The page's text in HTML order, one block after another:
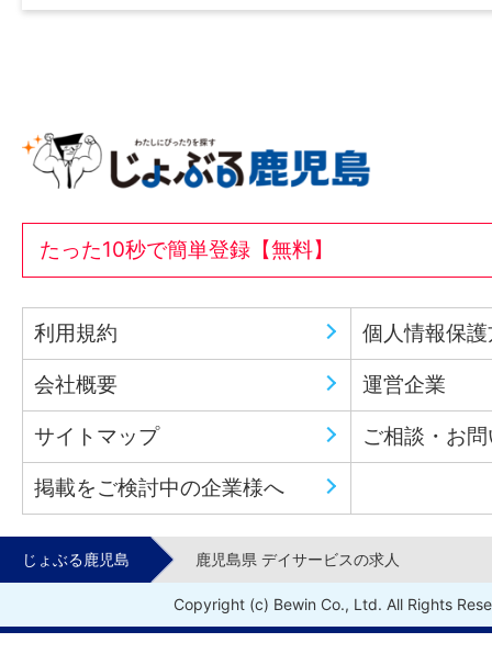
たった10秒で簡単登録【無料】
利用規約 個人情報保
会社概要 運営企業
サイトマップ ご相談・お
掲載をご検討中の企業様へ
じょぶる鹿児島 鹿児島県 デイサービスの求人
Copyright (c) Bewin Co., Ltd. All Rights